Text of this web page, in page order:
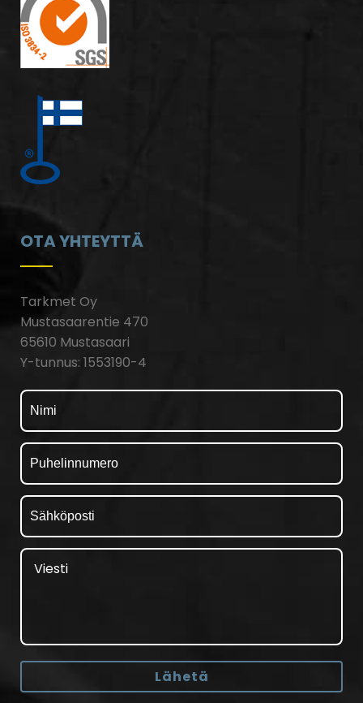
OTA YHTEYTTÄ
Tarkmet Oy
Mustasaarentie 470
65610 Mustasaari
Y-tunnus: 1553190-4